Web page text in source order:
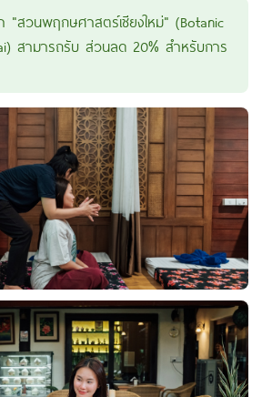
สวนพฤกษศาสตร์เชียงใหม่" (Botanic
สามารถรับ ส่วนลด 20% สำหรับการ